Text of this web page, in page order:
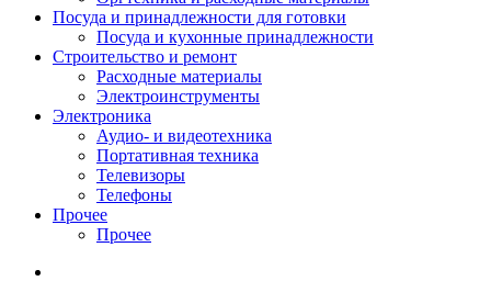
Посуда и принадлежности для готовки
Посуда и кухонные принадлежности
Строительство и ремонт
Расходные материалы
Электроинструменты
Электроника
Аудио- и видеотехника
Портативная техника
Телевизоры
Телефоны
Прочее
Прочее